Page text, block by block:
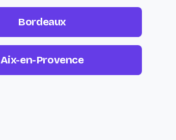
Bordeaux
Aix-en-Provence